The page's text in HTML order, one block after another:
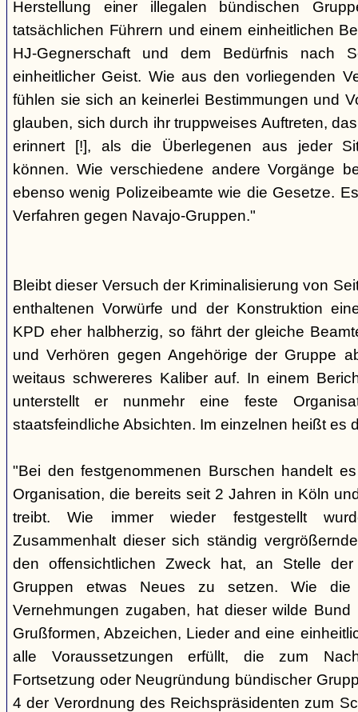
Herstellung einer illegalen bündischen
tatsächlichen Führern und einem einheitlichen
HJ-Gegnerschaft und dem Bedürfnis nach
einheitlicher Geist. Wie aus den vorliegenden
fühlen sie sich an keinerlei Bestimmungen und
glauben, sich durch ihr truppweises Auftreten,
erinnert [!], als die Überlegenen aus jeder
können. Wie verschiedene andere Vorgänge
ebenso wenig Polizeibeamte wie die Gesetze.
Verfahren gegen Navajo-Gruppen."
Bleibt dieser Versuch der Kriminalisierung von
enthaltenen Vorwürfe und der Konstruktion
KPD eher halbherzig, so fährt der gleiche
und Verhören gegen Angehörige der Gruppe
weitaus schwereres Kaliber auf. In einem
unterstellt er nunmehr eine feste
staatsfeindliche Absichten. Im einzelnen heißt es
"Bei den festgenommenen Burschen handelt
Organisation, die bereits seit 2 Jahren in Köln
treibt. Wie immer wieder festgestellt
Zusammenhalt dieser sich ständig
den offensichtlichen Zweck hat, an Stelle der
Gruppen etwas Neues zu setzen. Wie die
Vernehmungen zugaben, hat dieser wilde
Grußformen, Abzeichen, Lieder and eine
alle Voraussetzungen erfüllt, die zum
Fortsetzung oder Neugründung bündischer
4 der Verordnung des Reichspräsidenten zum